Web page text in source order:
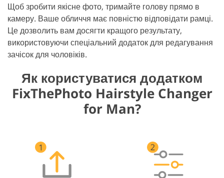
Щоб зробити якісне фото, тримайте голову прямо в
камеру. Ваше обличчя має повністю відповідати рамці.
Це дозволить вам досягти кращого результату,
використовуючи спеціальний додаток для редагування
зачісок для чоловіків.
Як користуватися додатком
FixThePhoto Hairstyle Changer
for Man?